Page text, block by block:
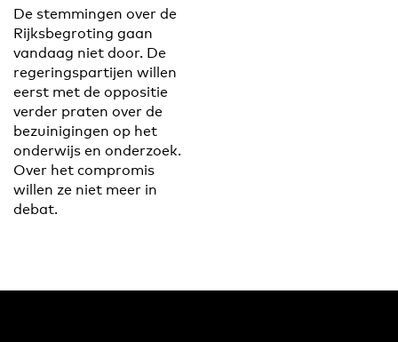
De stemmingen over de
Rijksbegroting gaan
vandaag niet door. De
regeringspartijen willen
eerst met de oppositie
verder praten over de
bezuinigingen op het
onderwijs en onderzoek.
Over het compromis
willen ze niet meer in
debat.